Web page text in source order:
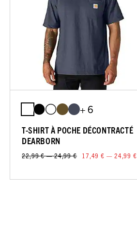
+ 6
T-SHIRT À POCHE DÉCONTRACTÉ
DEARBORN
22,99 € — 24,99 € 17,49 € — 24,99 €